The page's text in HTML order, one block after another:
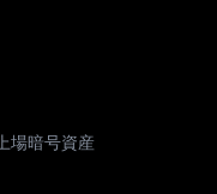
場暗号資産